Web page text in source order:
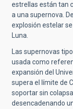
estrellas están tan
a una supernova.
explosión estelar
Luna.
Las supernovas
usada como
expansión del
supera el límite de
soportar sin
desencadenando